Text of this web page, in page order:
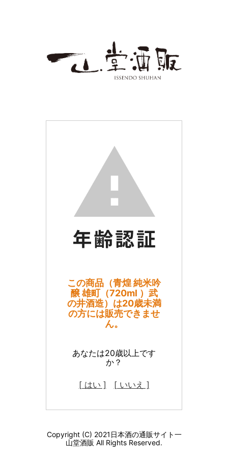
この商品（青煌 純米吟
醸 雄町（720ml ）武
の井酒造）は20歳未満
の方には販売できませ
ん。
あなたは20歳以上です
か？
[ はい ] [ いいえ ]
Copyright (C) 2021日本酒の通販サイト一
山堂酒販 All Rights Reserved.